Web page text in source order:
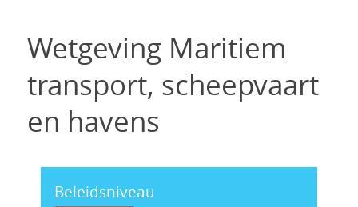
Wetgeving Maritiem
transport, scheepvaart
en havens
Beleidsniveau